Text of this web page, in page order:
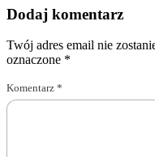
Dodaj komentarz
Twój adres email nie
oznaczone *
Komentarz *